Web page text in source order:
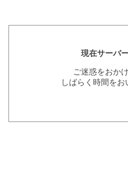
現在サーバ
ご迷惑をおか
しばらく時間を